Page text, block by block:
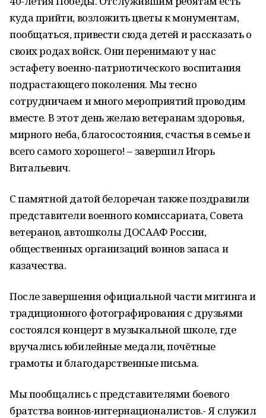
куда прийти, возложить цветы к монументам,
пообщаться, привести сюда детей и рассказать о
своих родах войск. Они перенимают у нас
эстафету военно-патриотического воспитания
подрастающего поколения. Мы тесно
сотрудничаем и много мероприятий проводим
вместе. В этот день желаю ветеранам здоровья,
мирного неба, благосостояния, счастья в семье и
всего самого хорошего! – завершил Игорь
Витальевич.
С памятной датой белоречан также поздравили
представители военного комиссариата, Совета
ветеранов, автошколы ДОСААФ России,
общественных организаций воинов запаса и
казачества.
После завершения официальной части митинга и
традиционного фотографирования с друзьями
состоялся концерт в музыкальной школе, где
вручались юбилейные медали, почётные
грамоты и благодарственные письма.
Мы пообщались с представителями боевого
братства воинов-интернационалистов.- Я служил